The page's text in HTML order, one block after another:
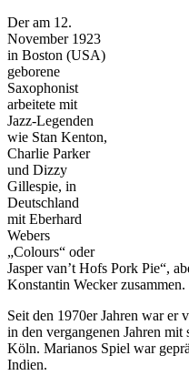
Der am 12.
November 1923
in Boston (USA)
geborene
Saxophonist
arbeitete mit
Jazz-Legenden
wie Stan Kenton,
Charlie Parker
und Dizzy
Gillespie, in
Deutschland
mit Eberhard
Webers
„Colours“ oder
Jasper van’t Hofs Pork Pie“,
Konstantin Wecker zusammen.
Seit den 1970er Jahren war er
in den vergangenen Jahren
Köln. Marianos Spiel war
Indien.